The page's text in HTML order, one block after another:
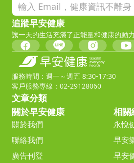
追蹤早安健康
讓一天的生活充滿了正能量和健康的動力
服務時間：週一～週五 8:30-17:30
客戶服務專線：02-29128060
文章分類
關於早安健康
關於我們
聯絡我們
廣告刊登
相關
永悅
早安
早安